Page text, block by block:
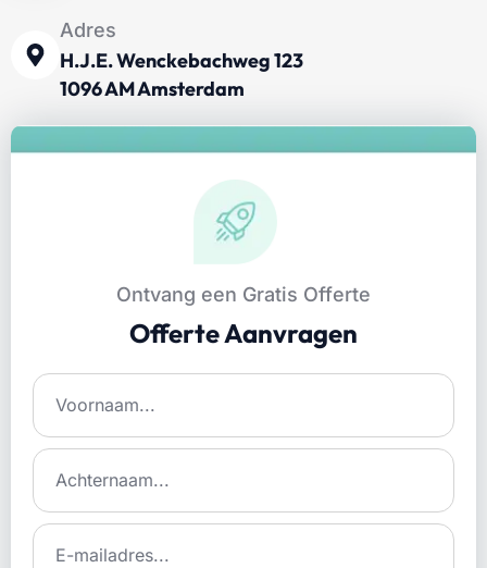
Adres
H.J.E. Wenckebachweg 123
1096 AM Amsterdam
Ontvang een Gratis Offerte
Offerte Aanvragen